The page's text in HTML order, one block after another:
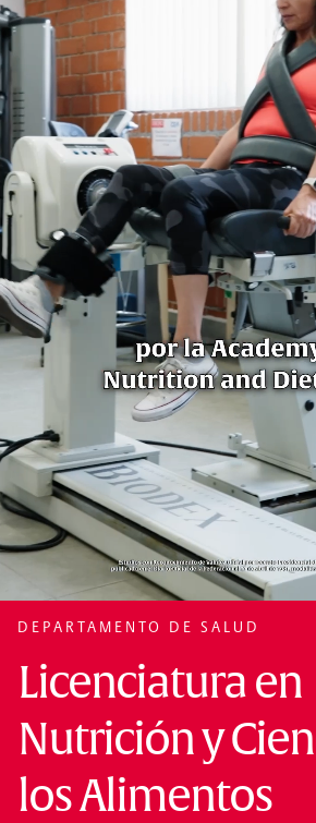
DEPARTAMENTO DE SALUD
Licenciatura en
Nutrición y
los Alimentos